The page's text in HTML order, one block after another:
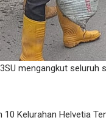
mengangkut seluruh
10 Kelurahan Helvetia